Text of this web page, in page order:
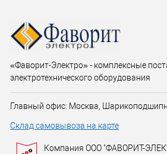
«Фаворит-Электро» - комплексные
электротехнического оборудования
Главный офис: Москва,
Склад самовывоза на карте
Компания ООО "ФАВОРИТ-